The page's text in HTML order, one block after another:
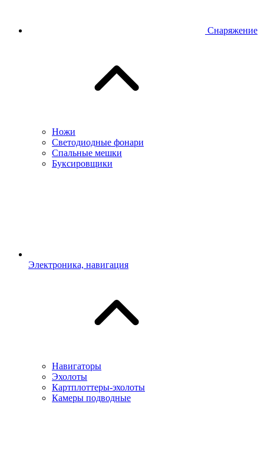
Снаряжение
Ножи
Светодиодные фонари
Спальные мешки
Буксировщики
Электроника, навигация
Навигаторы
Эхолоты
Картплоттеры-эхолоты
Камеры подводные